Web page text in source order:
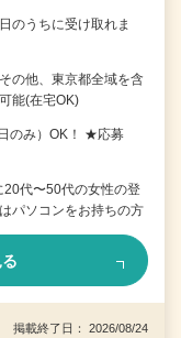
うちに受け取れま
の他、東京都全域を含
能(在宅OK)
のみ）OK！ ★応募
代〜50代の女性の登
ソコンをお持ちの方
掲載終了日： 2026/08/24